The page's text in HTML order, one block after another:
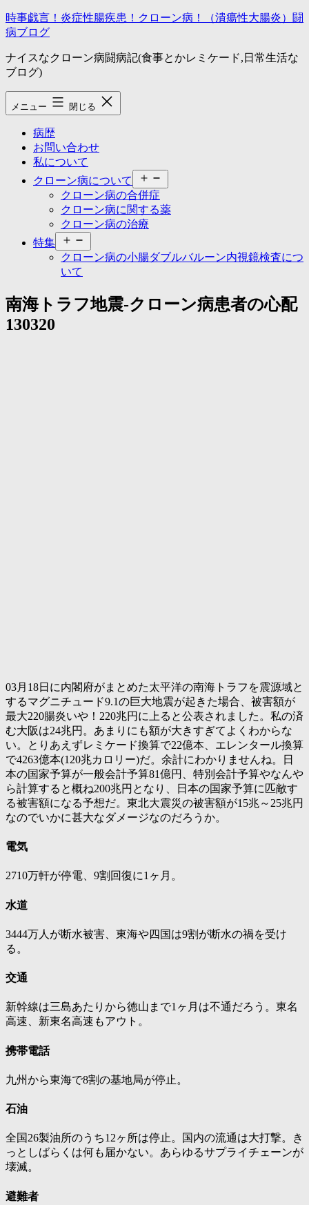
コ
ン
ン
ツ
へ
ス
キ
時事戯言！炎症性腸疾患！クローン病！（潰瘍性大腸炎）闘
病ブログ
ナイスなクローン病闘病記(食事とかレミケード,日常生活な
ブログ)
メニュー 閉じる
病歴
お問い合わせ
私について
クローン病について
ニ
ュ
ー
く
クローン病の合併症
クローン病に関する薬
クローン病の治療
特集
ニ
ュ
開
クローン病の小腸ダブルバルーン内視鏡検査につ
いて
南海トラフ地震-クローン病患者の心配
130320
03月18日に内閣府がまとめた太平洋の南海トラフを震源域と
するマグニチュード9.1の巨大地震が起きた場合、被害額が
最大220腸炎いや！220兆円に上ると公表されました。私の済
む大阪は24兆円。あまりにも額が大きすぎてよくわからな
い。とりあえずレミケード換算で22億本、エレンタール換算
で4263億本(120兆カロリー)だ。余計にわかりませんね。日
本の国家予算が一般会計予算81億円、特別会計予算やなんや
ら計算すると概ね200兆円となり、日本の国家予算に匹敵す
る被害額になる予想だ。東北大震災の被害額が15兆～25兆円
なのでいかに甚大なダメージなのだろうか。
電気
2710万軒が停電、9割回復に1ヶ月。
水道
3444万人が断水被害、東海や四国は9割が断水の禍を受け
る。
交通
新幹線は三島あたりから徳山まで1ヶ月は不通だろう。東名
高速、新東名高速もアウト。
携帯電話
九州から東海で8割の基地局が停止。
石油
全国26製油所のうち12ヶ所は停止。国内の流通は大打撃。き
っとしばらくは何も届かない。あらゆるサプライチェーンが
壊滅。
避難者